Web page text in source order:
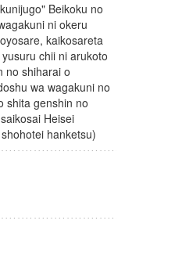
Beikoku no
ni okeru
kaikosareta
chii ni arukoto
no shiharai o
wa wagakuni no
shita genshin no
Heisei
shohotei hanketsu)